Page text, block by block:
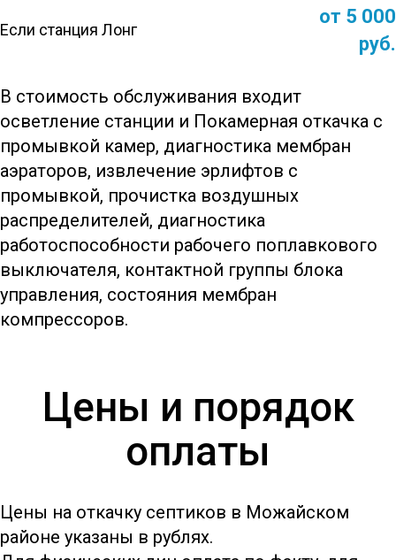
Если станция Лонг
от 5 000
руб.
В стоимость обслуживания входит
осветление станции и Покамерная откачка с
промывкой камер, диагностика мембран
аэраторов, извлечение эрлифтов с
промывкой, прочистка воздушных
распределителей, диагностика
работоспособности рабочего поплавкового
выключателя, контактной группы блока
управления, состояния мембран
компрессоров.
Цены и порядок
оплаты
Цены на откачку септиков в Можайском
районе указаны в рублях.